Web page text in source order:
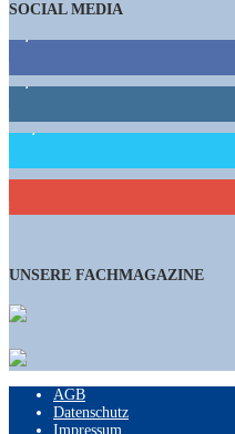
SOCIAL MEDIA
1,662 Follower
15,658 Follower
460 Abonnenten
UNSERE FACHMAGAZINE
AGB
Datenschutz
Impressum